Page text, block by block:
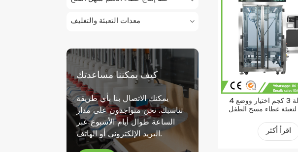
معدات التعبئة والتغليف
كيف يمكننا مساعدتك
يمكنك الاتصال بنا بأي طريقة
تناسبك. نحن متواجدون على مدار
الساعة طوال أيام الأسبوع عبر
البريد الإلكتروني أو الهاتف.
4 محور حمولة 3 كجم اختيار ووضع
لتعبئة غطاء مسح الطفل
اقرأ أكثر